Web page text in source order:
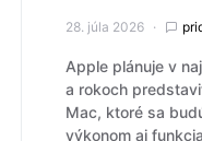
28. júla 2026
Apple plánuje v
a rokoch
Mac, ktoré sa
výkonom aj